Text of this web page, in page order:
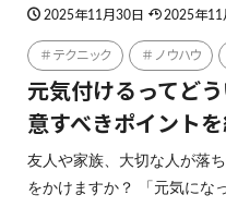
2025年11月30日 2025年11
テクニック ノウハウ
元気付けるってど
意すべきポイント
友人や家族、大切な人が落
をかけますか？ 「元気にな